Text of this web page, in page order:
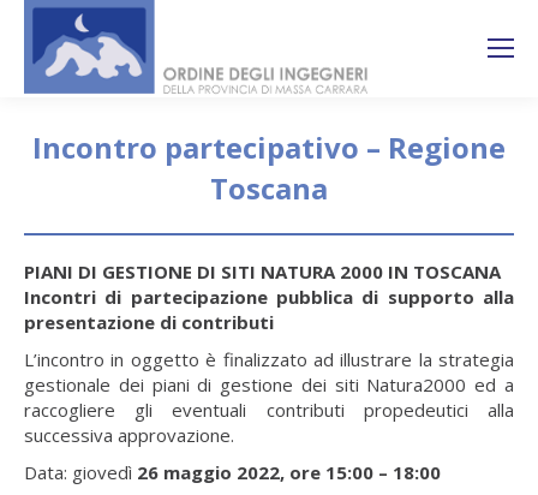
Incontro partecipativo – Regione
Toscana
PIANI DI GESTIONE DI SITI NATURA 2000 IN TOSCANA
Incontri di partecipazione pubblica di supporto alla
presentazione di contributi
L’incontro in oggetto è finalizzato ad illustrare la strategia
gestionale dei piani di gestione dei siti Natura2000 ed a
raccogliere gli eventuali contributi propedeutici alla
successiva approvazione.
Data: giovedì 26 maggio 2022, ore 15:00 – 18:00